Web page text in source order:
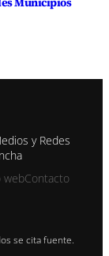
y Redes
webContacto
se cita fuente.